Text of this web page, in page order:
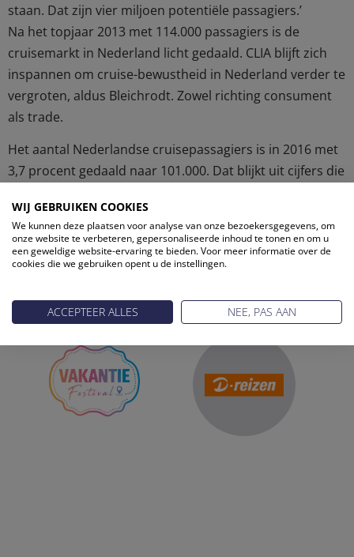
staan. Dat zijn vier miljoen potentiële passagiers.’
Na het topjaar 2013 met 114.000 passagiers is de
cruisemarkt in Nederland licht gedaald. CLIA blijft zich
inspannen om cruise-bewustheid in Nederland verder te
vergroten, aldus Bleichrodt. Zowel richting consument
als trade.
Het aantal Nederlandse cruisepassagiers is in 2016 met
3,7 procent gedaald naar 101.000. Dat blijkt uit cijfers die
WIJ GEBRUIKEN COOKIES
We kunnen deze plaatsen voor analyse van onze bezoekersgegevens, om
onze website te verbeteren, gepersonaliseerde inhoud te tonen en om u
een geweldige website-ervaring te bieden. Voor meer informatie over de
cookies die we gebruiken opent u de instellingen.
ACCEPTEER ALLES NEE, PAS AAN